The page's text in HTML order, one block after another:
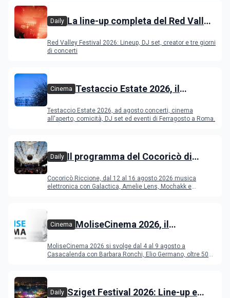
Daily La line-up completa del Red Valley
Red Valley Festival 2026: Lineup, DJ set, creator e tre giorni
di concerti
Cinema Testaccio Estate 2026, il
Ferragosto
Testaccio Estate 2026, ad agosto concerti, cinema
all'aperto, comicità, DJ set ed eventi di Ferragosto a Roma.
Daily Il programma del Cocoricò di
Cocoricò Riccione, dal 12 al 16 agosto 2026 musica
elettronica con Galactica, Amelie Lens, Mochakk e
Cinema MoliseCinema 2026, il
MoliseCinema 2026 si svolge dal 4 al 9 agosto a
Casacalenda con Barbara Ronchi, Elio Germano, oltre 50
Daily Sziget Festival 2026: Line-up e